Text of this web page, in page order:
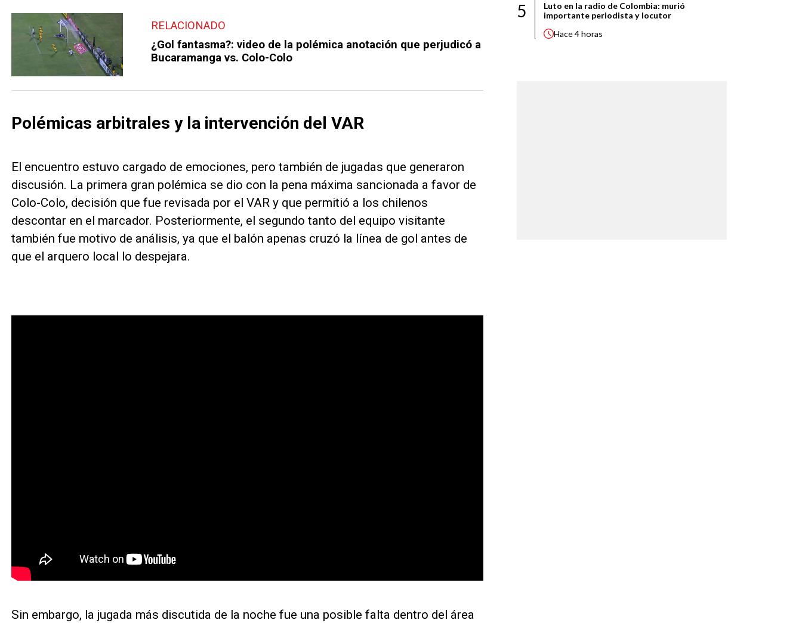
RELACIONADO
¿Gol fantasma?: video de la polémica anotación que perjudicó a
Bucaramanga vs. Colo-Colo
Polémicas arbitrales y la intervención del VAR
El encuentro estuvo cargado de emociones, pero también de jugadas que generaron
discusión. La primera gran polémica se dio con la pena máxima sancionada a favor de
Colo-Colo, decisión que fue revisada por el VAR y que permitió a los chilenos
descontar en el marcador. Posteriormente, el segundo tanto del equipo visitante
también fue motivo de análisis, ya que el balón apenas cruzó la línea de gol antes de
que el arquero local lo despejara.
Sin embargo, la jugada más discutida de la noche fue una posible falta dentro del área
5
Luto en la radio de Colombia: murió
importante periodista y locutor
Hace4 horas